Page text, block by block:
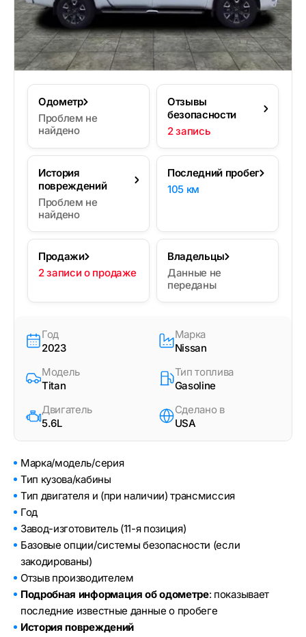
Одометр
Проблем не
найдено
Отзывы
безопасности
2 запись
История
повреждений
Проблем не
найдено
Последний пробег
105 км
Продажи
2 записи о продаже
Владельцы
Данные не
переданы
Год
2023
Марка
Nissan
Модель
Titan
Тип топлива
Gasoline
Двигатель
5.6L
Сделано в
USA
Марка/модель/серия
Тип кузова/кабины
Тип двигателя и (при наличии) трансмиссия
Год
Завод-изготовитель (11-я позиция)
Базовые опции/системы безопасности (если
закодированы)
Отзыв производителем
Подробная информация об одометре: показывает
последние известные данные о пробеге
История повреждений